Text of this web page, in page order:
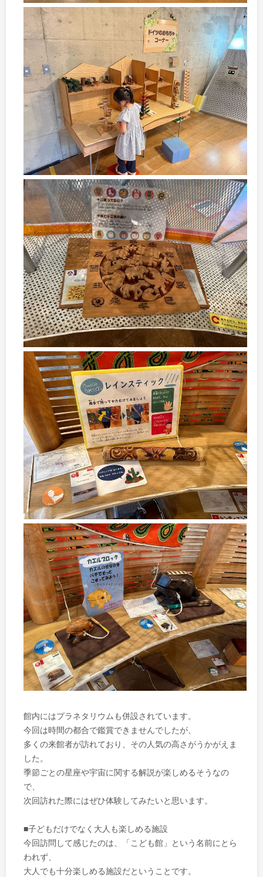
館内にはプラネタリウムも併設されています。
今回は時間の都合で鑑賞できませんでしたが、
多くの来館者が訪れており、その人気の高さがうかがえま
した。
季節ごとの星座や宇宙に関する解説が楽しめるそうなの
で、
次回訪れた際にはぜひ体験してみたいと思います。
■子どもだけでなく大人も楽しめる施設
今回訪問して感じたのは、「こども館」という名前にとら
われず、
大人でも十分楽しめる施設だということです。